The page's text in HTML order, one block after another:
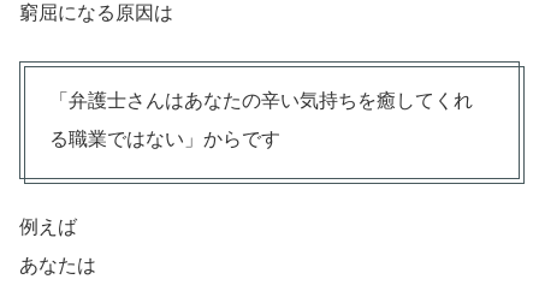
窮屈になる原因は
「弁護士さんはあなたの辛い気持ちを癒してくれ
る職業ではない」からです
例えば
あなたは